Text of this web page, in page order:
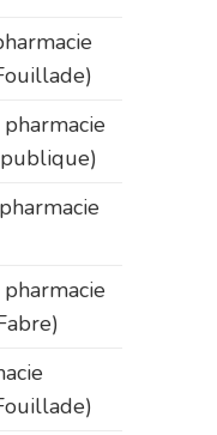
pharmacie
pharmacie
pharmacie